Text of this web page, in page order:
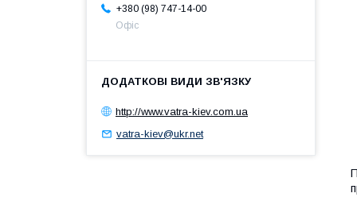
+380 (98) 747-14-00
Офіс
http://www.vatra-kiev.com.ua
vatra-kiev@ukr.net